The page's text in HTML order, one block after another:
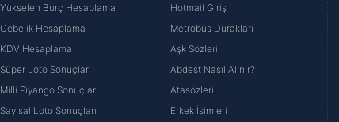
Yükselen Burç Hesaplama
Gebelik Hesaplama
KDV Hesaplama
Süper Loto Sonuçları
Milli Piyango Sonuçları
Sayısal Loto Sonuçları
Hotmail Giriş
Metrobüs Durakları
Aşk Sözleri
Abdest Nasıl Alınır?
Atasözleri
Erkek İsimleri